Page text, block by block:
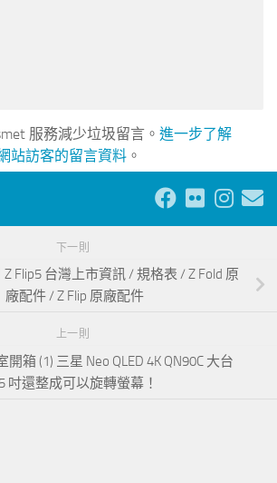
服務減少垃圾留言。 進一步了解
站訪客的留言資料 。
下一則
Z Flip5 台灣上市資訊 / 規格表 / Z Fold 原
廠配件 / Z Flip 原廠配件
上一則
箱 (1) 三星 Neo QLED 4K QN90C 大台
吋還整成可以旋轉螢幕！